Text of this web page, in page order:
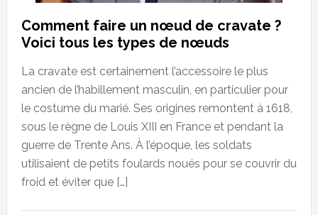
Comment faire un nœud de cravate ?
Voici tous les types de nœuds
La cravate est certainement l’accessoire le plus
ancien de l’habillement masculin, en particulier pour
le costume du marié. Ses origines remontent à 1618,
sous le règne de Louis XIII en France et pendant la
guerre de Trente Ans. À l’époque, les soldats
utilisaient de petits foulards noués pour se couvrir du
froid et éviter que […]